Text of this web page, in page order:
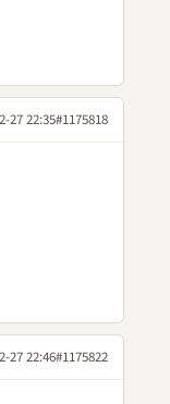
27 22:35#1175818
27 22:46#1175822